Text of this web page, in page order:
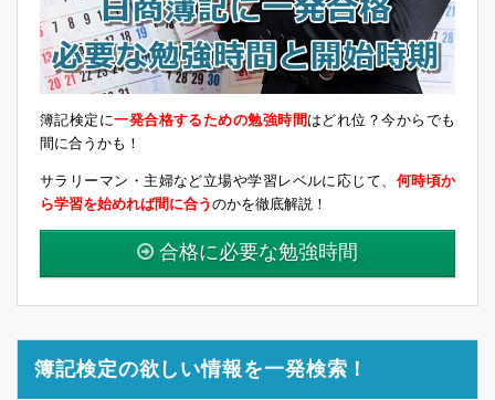
簿記検定に一発合格するための勉強時間はどれ位？今からでも
間に合うかも！
サラリーマン・主婦など立場や学習レベルに応じて、 何時頃か
ら学習を始めれば間に合う のかを徹底解説！
合格に必要な勉強時間
簿記検定の欲しい情報を一発検索！